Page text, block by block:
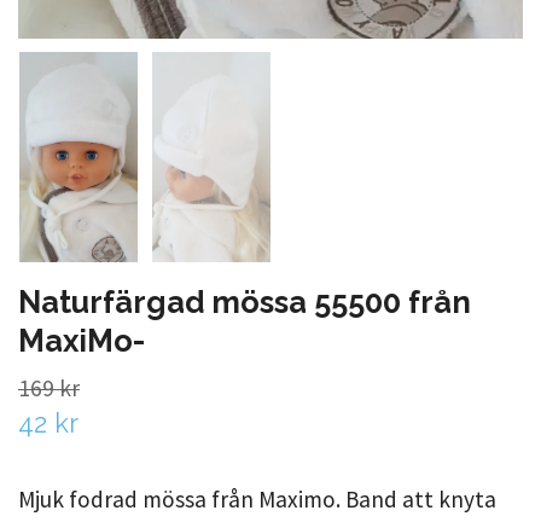
Naturfärgad mössa 55500 från
MaxiMo-
169 kr
42 kr
Mjuk fodrad mössa från Maximo. Band att knyta